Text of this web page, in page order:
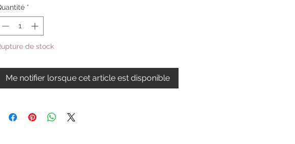
*
de stock
Me notifier lorsque cet article est disponible